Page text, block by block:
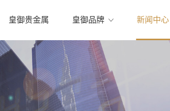
皇御贵金属 皇御品牌 新闻中心